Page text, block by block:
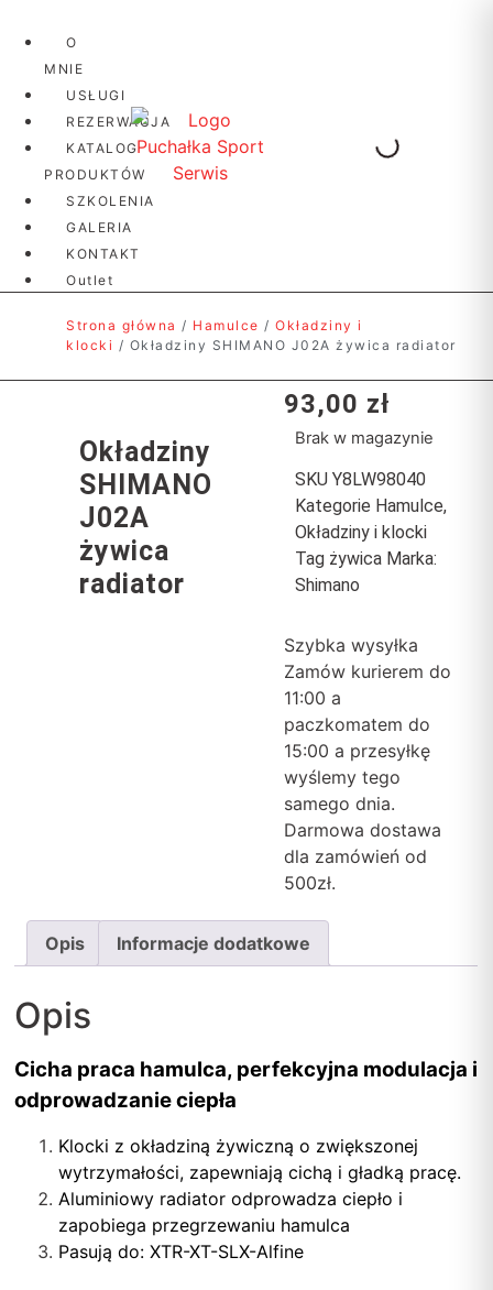
O
MNIE
USŁUGI
REZERWACJA
KATALOG
PRODUKTÓW
SZKOLENIA
GALERIA
KONTAKT
Outlet
Strona główna / Hamulce / Okładziny i
klocki / Okładziny SHIMANO J02A żywica radiator
Okładziny
SHIMANO
J02A
żywica
radiator
93,00 zł
Brak w magazynie
SKU Y8LW98040
Kategorie Hamulce,
Okładziny i klocki
Tag żywica Marka:
Shimano
Szybka wysyłka
Zamów kurierem do
11:00 a
paczkomatem do
15:00 a przesyłkę
wyślemy tego
samego dnia.
Darmowa dostawa
dla zamówień od
500zł.
Opis Informacje dodatkowe
Opis
Cicha praca hamulca, perfekcyjna modulacja i
odprowadzanie ciepła
Klocki z okładziną żywiczną o zwiększonej
wytrzymałości, zapewniają cichą i gładką pracę.
Aluminiowy radiator odprowadza ciepło i
zapobiega przegrzewaniu hamulca
Pasują do: XTR-XT-SLX-Alfine